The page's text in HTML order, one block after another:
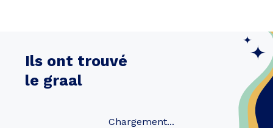
Ils ont trouvé
le graal
Chargement...